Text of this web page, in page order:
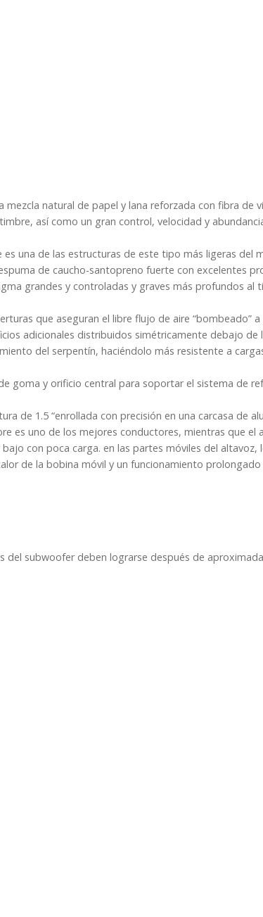
natural de papel y lana reforzada con fibra de
así como un gran control, velocidad y
una de las estructuras de este tipo más ligeras del
de caucho-santopreno fuerte con excelentes
grandes y controladas y graves más profundos al
que aseguran el libre flujo de aire “bombeado”
adicionales distribuidos simétricamente debajo de
del serpentín, haciéndolo más resistente a
goma y orificio central para soportar el sistema de
de 1.5 “enrollada con precisión en una carcasa de
es uno de los mejores conductores, mientras que el
con poca carga. en las partes móviles del altavoz,
de la bobina móvil y un funcionamiento prolongado
subwoofer deben lograrse después de